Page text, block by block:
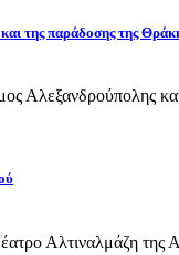
της παράδοσης της
Αλεξανδρούπολης
Αλτιναλμάζη της